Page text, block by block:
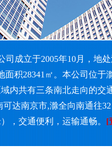
司成立于2005年10月，地
面积28341㎡。本公司位于
内共有三条南北走向的交
达南京市,滁全向南通往
，交通便利，运输通畅。[